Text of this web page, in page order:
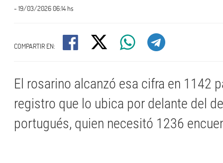
- 19/03/2026 06:14 hs
COMPARTIR EN:
El rosarino alcanzó esa cifra en 1142
registro que lo ubica por delante del
portugués, quien necesitó 1236